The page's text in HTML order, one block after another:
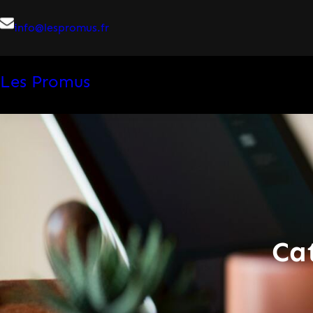
auinfo@lespromus.fr
Les Promus